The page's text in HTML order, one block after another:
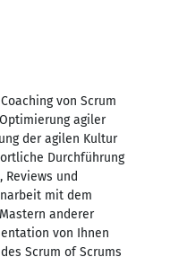
von Scrum
agiler
der agilen Kultur
Durchführung
Reviews und
mit dem
anderer
von Ihnen
Scrum of Scrums